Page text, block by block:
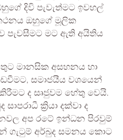
දිවි පැවැත්මට ඉවහල්
ඔහුගේ මූලික
පැවසීමට මට ඇති අයිතිය
මානසික අසහනය හා
සමාජයීය වශයෙන්
ද සෘජුවම හේතු වෙයි.
ක්‍රියා දක්වා ද
අප රටේ ඉන්ධන පිරවුම්
ගැටුම් අර්බුද සමනය කොට